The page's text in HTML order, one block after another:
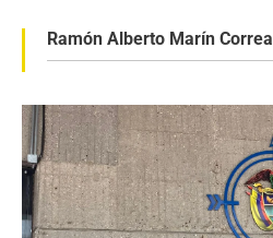
Ramón Alberto Marín Correa